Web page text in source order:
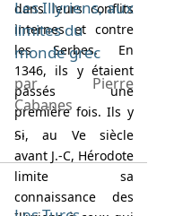
dans leurs conflits
internes et contre
les Serbes. En
1346, ils y étaient
passés une
première fois. Ils y
...
Les Illyriens, aux
limites du
monde grec
par Pierre
Cabanes
Si, au Ve siècle
avant J.-C, Hérodote
limite sa
connaissance des